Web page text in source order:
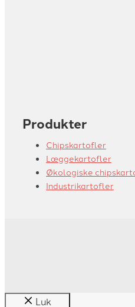
Produkter
Chipskartofler
Læggekartofler
Økologiske
Industrikartofler
Luk